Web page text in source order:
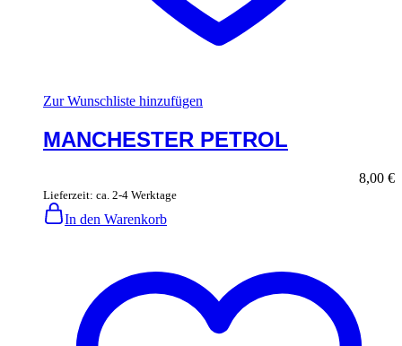
Zur Wunschliste hinzufügen
MANCHESTER PETROL
8,00 €
Lieferzeit: ca. 2-4 Werktage
In den Warenkorb